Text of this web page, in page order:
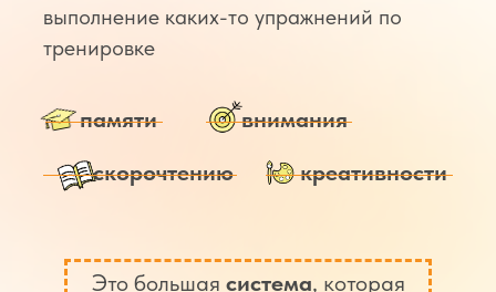
выполнение каких-то упражнений по
тренировке
памяти
внимания
скорочтению
креативности
Это большая система, которая